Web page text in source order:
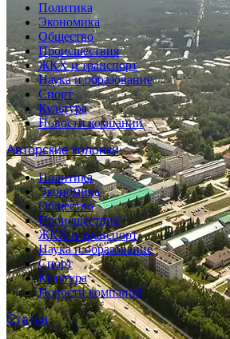
Политика
Экономика
Общество
Происшествия
ЖКХ и транспорт
Наука и образование
Спорт
Культура
Новости компаний
Авторские колонки
Политика
Экономика
Общество
Происшествия
ЖКХ и транспорт
Наука и образование
Спорт
Культура
Новости компаний
Статьи